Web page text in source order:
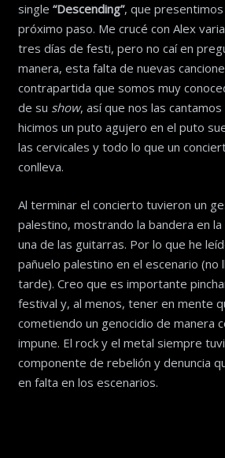
single “Descending”, que
próximo paso. Me crucé con Alex
tres días de festi, pero no caí en
manera, esta falta de nuevas
contrapartida que somos muy
de su show, así que nos las
hicimos un puto agujero en el puto
las cervicales y todo lo que un
conlleva.
Al terminar el concierto tuvieron un
palestino, mostrando la bandera en
una de las guitarras. Por lo que he
pañuelo palestino en el escenario (no
tarde). Creo que es importante
festival y, al menos, tener en mente
cometiendo un genocidio de manera
impune. El rock y el metal siempre
componente de rebelión y denuncia
en falta en los escenarios.